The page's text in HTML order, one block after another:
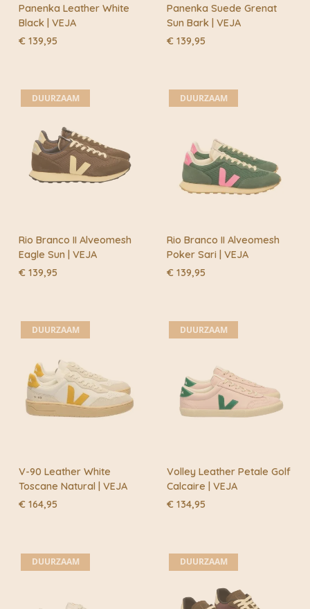
Panenka Leather White
Black | VEJA
€ 139,95
Panenka Suede Grenat
Sun Bark | VEJA
€ 139,95
DUURZAAM
Rio Branco II Alveomesh
Eagle Sun | VEJA
€ 139,95
DUURZAAM
Rio Branco II Alveomesh
Poker Sari | VEJA
€ 139,95
DUURZAAM
V-90 Leather White
Toscane Natural | VEJA
€ 164,95
DUURZAAM
Volley Leather Petale Golf
Calcaire | VEJA
€ 134,95
DUURZAAM DUURZAAM